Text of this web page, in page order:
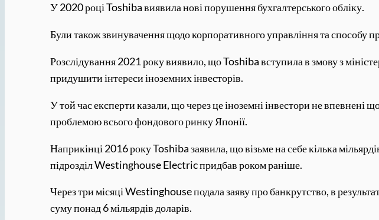
У 2020 році Toshiba виявила нові порушення бухгалтерського обліку.
Були також звинувачення щодо корпоративного управління та способу
Розслідування 2021 року виявило, що Toshiba вступила в змову з
придушити інтереси іноземних інвесторів.
У той час експерти казали, що через це іноземні інвестори не
проблемою всього фондового ринку Японії.
Наприкінці 2016 року Toshiba заявила, що візьме на себе кілька
підрозділ Westinghouse Electric придбав роком раніше.
Через три місяці Westinghouse подала заяву про банкрутство, в
суму понад 6 мільярдів доларів.